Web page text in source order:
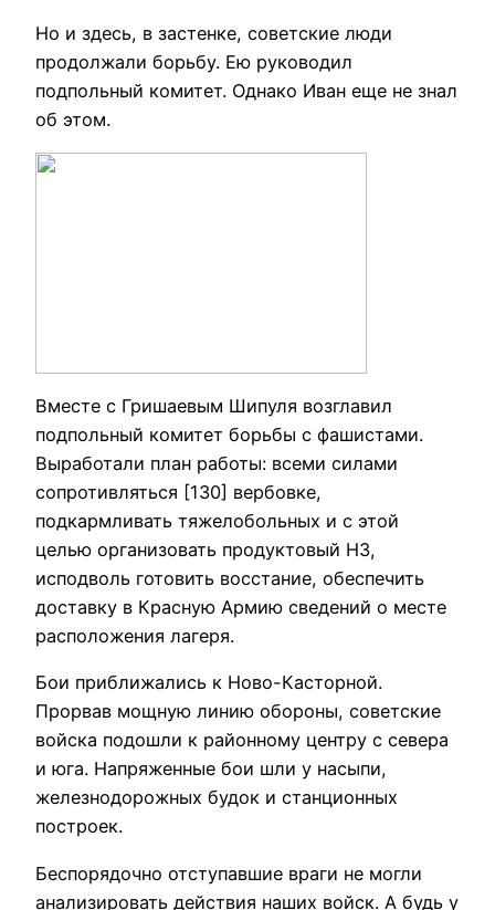
Но и здесь, в застенке, советские люди
продолжали борьбу. Ею руководил
подпольный комитет. Однако Иван еще не знал
об этом.
Вместе с Гришаевым Шипуля возглавил
подпольный комитет борьбы с фашистами.
Выработали план работы: всеми силами
сопротивляться [130] вербовке,
подкармливать тяжелобольных и с этой
целью организовать продуктовый НЗ,
исподволь готовить восстание, обеспечить
доставку в Красную Армию сведений о месте
расположения лагеря.
Бои приближались к Ново-Касторной.
Прорвав мощную линию обороны, советские
войска подошли к районному центру с севера
и юга. Напряженные бои шли у насыпи,
железнодорожных будок и станционных
построек.
Беспорядочно отступавшие враги не могли
анализировать действия наших войск. А будь у